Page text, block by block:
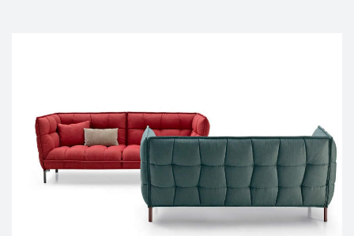
MEMPHIS
MENU
MODERN LIVING